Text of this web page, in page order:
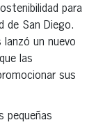
para
de San Diego.
lanzó un nuevo
las
sus
pequeñas